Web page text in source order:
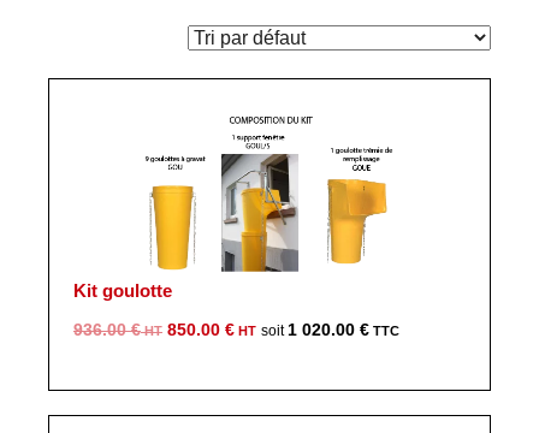
Kit goulotte
936.00€
Le
initial
était :
850.00 €
Le
actuel
est :
1 020.00 €